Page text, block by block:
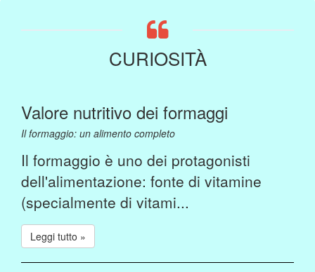
CURIOSITÀ
Valore nutritivo dei formaggi
Il formaggio: un alimento completo
Il formaggio è uno dei protagonisti
dell'alimentazione: fonte di vitamine
(specialmente di vitami...
Leggi tutto »